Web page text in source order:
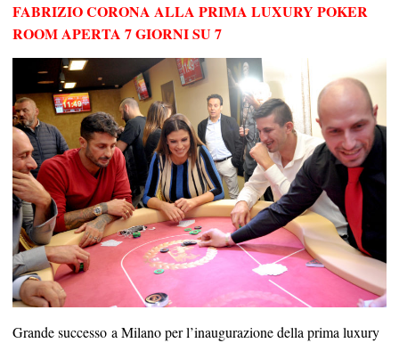
FABRIZIO CORONA ALLA PRIMA LUXURY POKER
ROOM APERTA 7 GIORNI SU 7
Grande successo a Milano per l’inaugurazione della prima luxury